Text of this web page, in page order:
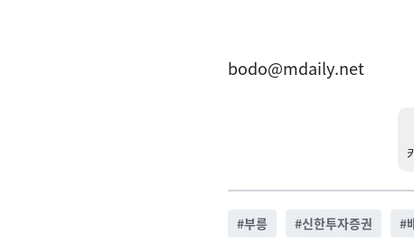
bodo@mdaily.net
#부릉 #신한투자증권 #